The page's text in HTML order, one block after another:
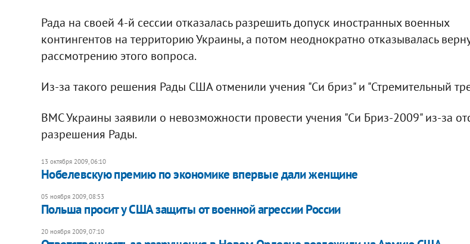
Рада на своей 4-й сессии отказалась разрешить допуск иностранных военных
контингентов на территорию Украины, а потом неоднократно отказывалась
рассмотрению этого вопроса.
Из-за такого решения Рады США отменили учения "Си бриз" и "Стремительный
ВМС Украины заявили о невозможности провести учения "Си Бриз-2009" из-за
разрешения Рады.
13 октября 2009, 06:10
Нобелевскую премию по экономике впервые дали женщине
05 ноября 2009, 08:53
Польша просит у США защиты от военной агрессии России
20 ноября 2009, 07:10